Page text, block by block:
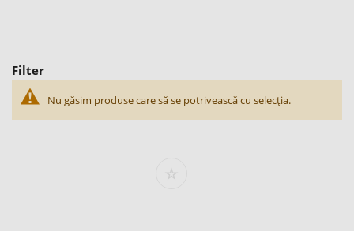
Filter
Nu găsim produse care să se potrivească cu selecția.